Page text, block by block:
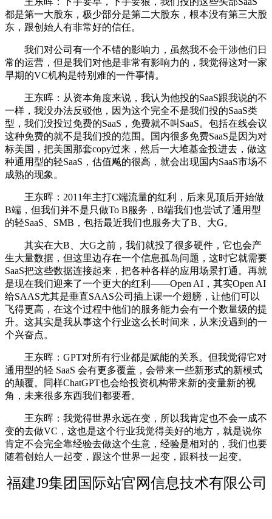
都是第一大股东，极少部分是第二大股东，根本没有第三大股
东，跟创始人有非常好的信任。
我们对公司有一个不错的影响力，虽然我不会干涉他们日
常的运营，但是我们对他是非常有影响力的，我觉得这对一家
早期的VC机构是特别难的一件事情。
王东晖：从资本角度来说，我认为他投的SaaS跟我说的不
一样，我没办法反驳他，因为这个完全不是我们投的SaaS类
型，我们没投过免费的SaaS，免费就不叫SaaS。包括在线会议
这种免费的就不是我们投的范围。国内很多免费SaaS是因为对
标美国，把美国那套copy过来，然后一大堆基金投进去，做这
种通用型的轻SaaS，估值飚的很高，就会出现国内SaaS市场不
成熟的现象。
王东晖：2011年主打C端流量的红利，后来见顶后开始做
B端，但我们并不是只做To B服务，B端我们也尝试了通用型
的轻SaaS、SMB，包括最近我们也服务大了B、大G。
其实在大B、大G之前，我们就投了很多硬件，它也会产
生大量数据，但这里边存在一个信息孤岛问题，这时它就需要
SaaS把这些数据连接起来，把各种各样的应用场景打通。再就
是现在我们迎来了一个更大的红利——Open AI，其实Open AI
给SAAS尤其是垂直SAAS公司插上课一个翅膀，让他们可以
飞得更高，在这个过程中他们的服务能力会有一个数量级的提
升。这其实是我从事这个行业这么长时间来，从来没遇到的一
个兴奋点。
王东晖：GPT对所有行业都是赋能的关系。但我觉得它对
通用型的轻 SaaS 会有更多覆盖，会带来一些新形式的新模式
的颠覆。同样ChatGPT也会给投资机构带来新的变量新的视
角，未来很多东西我们都要看。
王东晖：我觉得世界永远在变，所以我肯定也不会一成不
变的去做VC，这也是这个行业我觉得美好的地方，就是说你
肯定不会完全靠经验去做这个生意，经验是相对的，我们也要
随着创始人一起变，跟这个世界一起变，跟科技一起变。
福建J9集团国际站官网信息技术有限公司